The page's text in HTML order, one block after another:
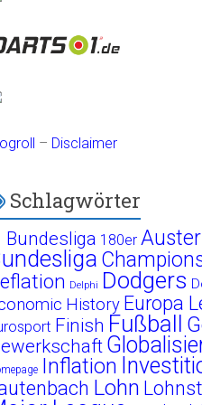
– Disclaimer
Schlagwörter
Bundesliga 180er
Delphi Dodgers
History Europa
Finish Fußball
Inflation
Lohn